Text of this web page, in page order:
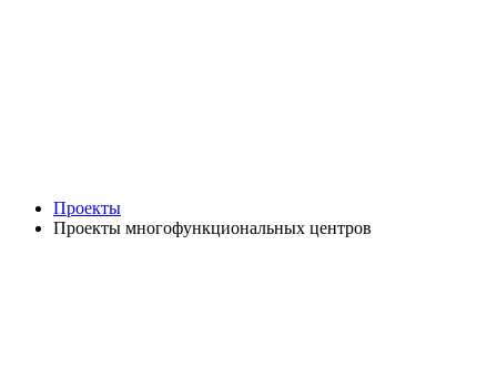
Проекты
Проекты многофункциональных центров